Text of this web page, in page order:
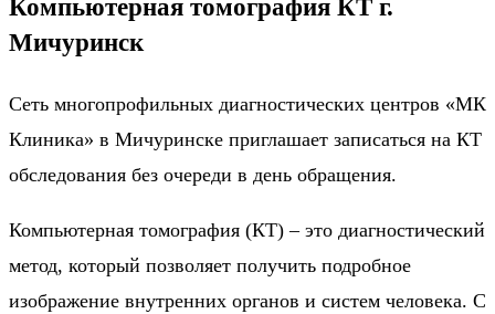
Компьютерная томография КТ г.
Мичуринск
Сеть многопрофильных диагностических центров «МК
Клиника» в Мичуринске приглашает записаться на КТ
обследования без очереди в день обращения.
Компьютерная томография (КТ) – это диагностический
метод, который позволяет получить подробное
изображение внутренних органов и систем человека. С